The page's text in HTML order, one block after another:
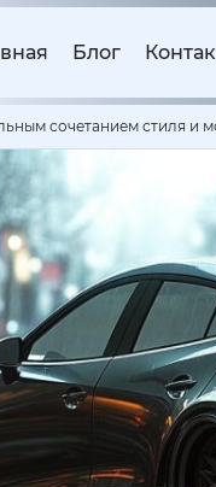
Блог
сочетанием стиля и